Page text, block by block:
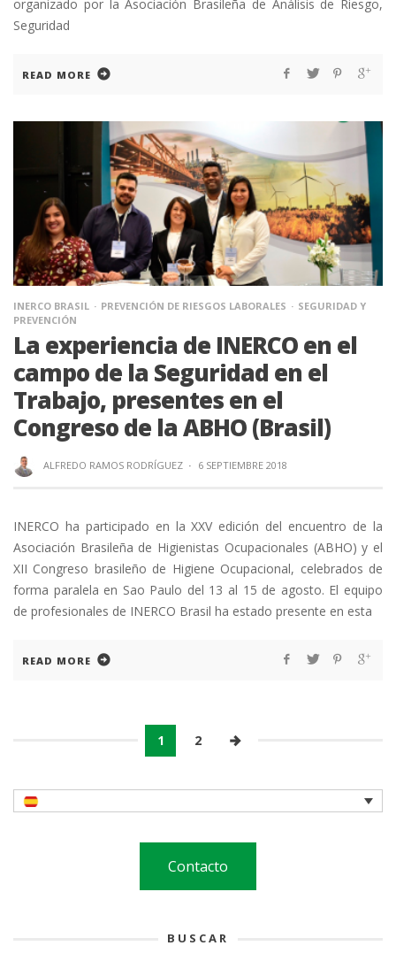
organizado por la Asociación Brasileña de Análisis de Riesgo,
Seguridad
READ MORE
INERCO BRASIL PREVENCIÓN DE RIESGOS LABORALES
SEGURIDAD Y
PREVENCIÓN
La experiencia de INERCO en el
campo de la Seguridad en el
Trabajo, presentes en el
Congreso de la ABHO (Brasil)
ALFREDO RAMOS RODRÍGUEZ · 6 SEPTIEMBRE 2018
INERCO ha participado en la XXV edición del encuentro de la
Asociación Brasileña de Higienistas Ocupacionales (ABHO) y el
XII Congreso brasileño de Higiene Ocupacional, celebrados de
forma paralela en Sao Paulo del 13 al 15 de agosto. El equipo
de profesionales de INERCO Brasil ha estado presente en esta
READ MORE
1 2
Contacto
BUSCAR